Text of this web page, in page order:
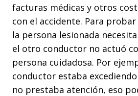
facturas médicas y otros
con el accidente. Para
la persona lesionada
el otro conductor no actuó
persona cuidadosa. Por
conductor estaba
no prestaba atención, eso